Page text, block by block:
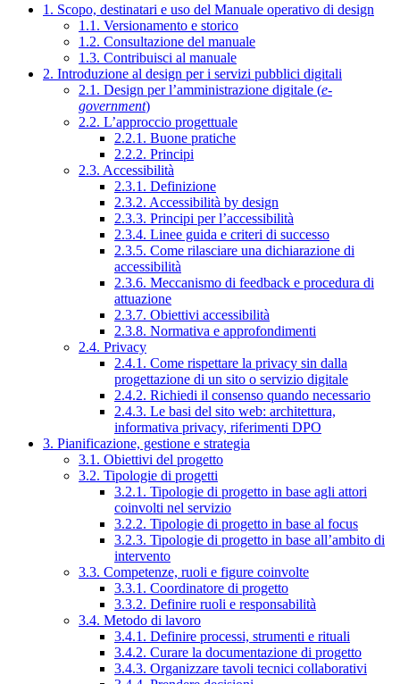
1. Scopo, destinatari e uso del Manuale operativo di design
1.1. Versionamento e storico
1.2. Consultazione del manuale
1.3. Contribuisci al manuale
2. Introduzione al design per i servizi pubblici digitali
2.1. Design per l’amministrazione digitale (e-
government)
2.2. L’approccio progettuale
2.2.1. Buone pratiche
2.2.2. Principi
2.3. Accessibilità
2.3.1. Definizione
2.3.2. Accessibilità by design
2.3.3. Principi per l’accessibilità
2.3.4. Linee guida e criteri di successo
2.3.5. Come rilasciare una dichiarazione di
accessibilità
2.3.6. Meccanismo di feedback e procedura di
attuazione
2.3.7. Obiettivi accessibilità
2.3.8. Normativa e approfondimenti
2.4. Privacy
2.4.1. Come rispettare la privacy sin dalla
progettazione di un sito o servizio digitale
2.4.2. Richiedi il consenso quando necessario
2.4.3. Le basi del sito web: architettura,
informativa privacy, riferimenti DPO
3. Pianificazione, gestione e strategia
3.1. Obiettivi del progetto
3.2. Tipologie di progetti
3.2.1. Tipologie di progetto in base agli attori
coinvolti nel servizio
3.2.2. Tipologie di progetto in base al focus
3.2.3. Tipologie di progetto in base all’ambito di
intervento
3.3. Competenze, ruoli e figure coinvolte
3.3.1. Coordinatore di progetto
3.3.2. Definire ruoli e responsabilità
3.4. Metodo di lavoro
3.4.1. Definire processi, strumenti e rituali
3.4.2. Curare la documentazione di progetto
3.4.3. Organizzare tavoli tecnici collaborativi